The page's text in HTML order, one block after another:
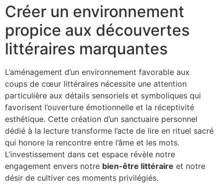
Créer un environnement
propice aux découvertes
littéraires marquantes
L’aménagement d’un environnement favorable aux
coups de cœur littéraires nécessite une attention
particulière aux détails sensoriels et symboliques qui
favorisent l’ouverture émotionnelle et la réceptivité
esthétique. Cette création d’un sanctuaire personnel
dédié à la lecture transforme l’acte de lire en rituel sacré
qui honore la rencontre entre l’âme et les mots.
L’investissement dans cet espace révèle notre
engagement envers notre bien-être littéraire et notre
désir de cultiver ces moments privilégiés.